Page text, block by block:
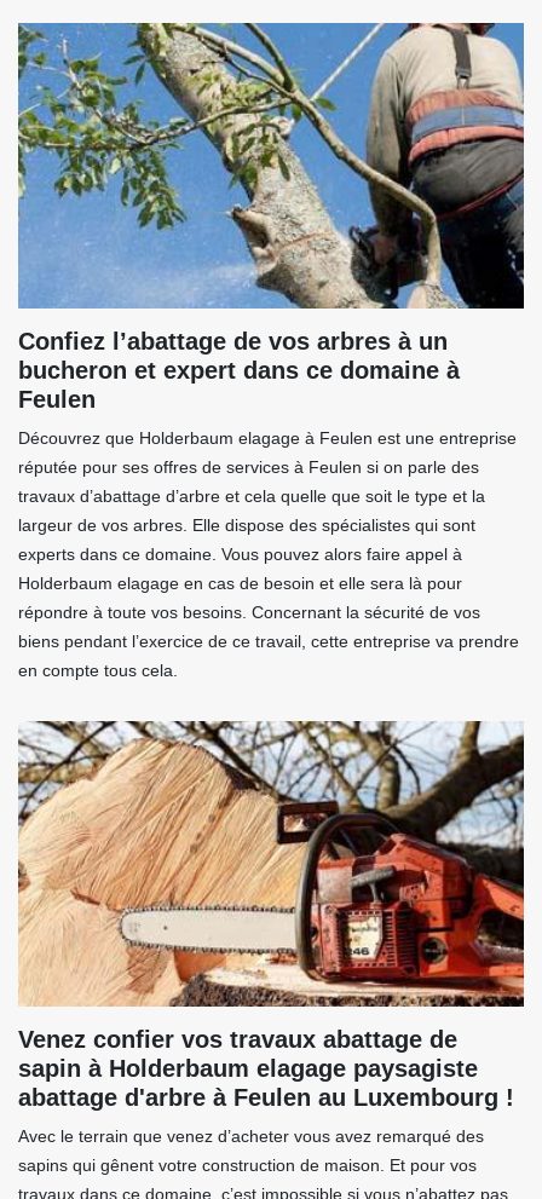
Confiez l’abattage de vos arbres à un
bucheron et expert dans ce domaine à
Feulen
Découvrez que Holderbaum elagage à Feulen est une entreprise
réputée pour ses offres de services à Feulen si on parle des
travaux d’abattage d’arbre et cela quelle que soit le type et la
largeur de vos arbres. Elle dispose des spécialistes qui sont
experts dans ce domaine. Vous pouvez alors faire appel à
Holderbaum elagage en cas de besoin et elle sera là pour
répondre à toute vos besoins. Concernant la sécurité de vos
biens pendant l’exercice de ce travail, cette entreprise va prendre
en compte tous cela.
Venez confier vos travaux abattage de
sapin à Holderbaum elagage paysagiste
abattage d'arbre à Feulen au Luxembourg !
Avec le terrain que venez d’acheter vous avez remarqué des
sapins qui gênent votre construction de maison. Et pour vos
travaux dans ce domaine, c’est impossible si vous n’abattez pas